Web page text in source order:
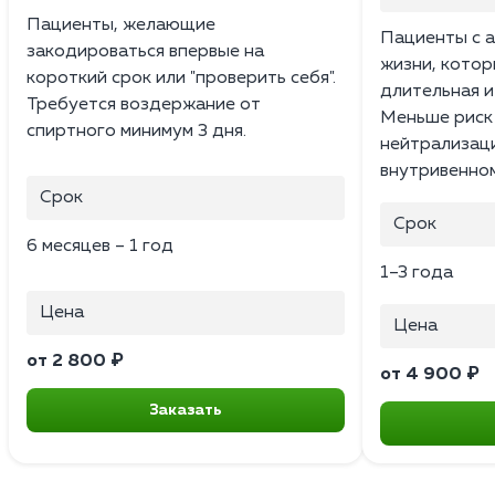
Пациенты, желающие
закодироваться впервые на
короткий срок или "проверить себя".
Требуется воздержание от
спиртного минимум 3 дня.
Срок
6 месяцев – 1 год
Цена
от 2 800 ₽
Заказать
Пациенты с
жизни,
длительная
Меньше риск
Срок
1–3 года
Цена
от 4 900 ₽